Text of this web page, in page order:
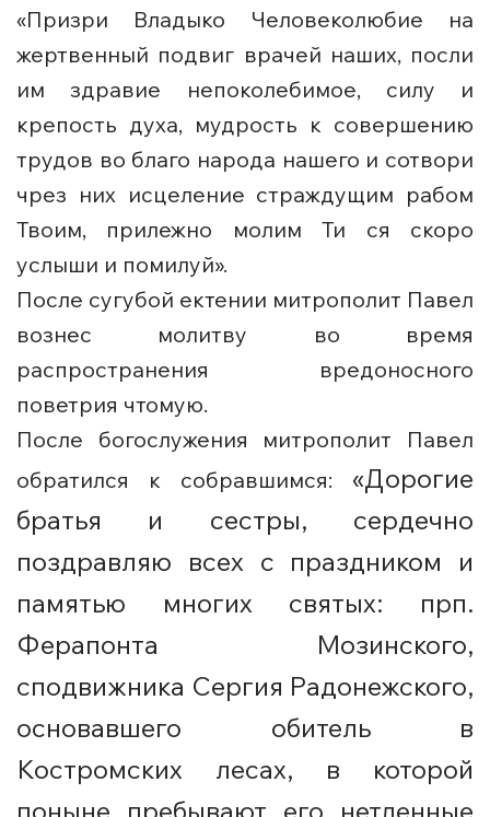
«Призри Владыко Человеколюбие на
жертвенный подвиг врачей наших, посли
им здравие непоколебимое, силу и
крепость духа, мудрость к совершению
трудов во благо народа нашего и сотвори
чрез них исцеление страждущим рабом
Твоим, прилежно молим Ти ся скоро
услыши и помилуй».
После сугубой ектении митрополит Павел
вознес молитву во время
распространения вредоносного
поветрия чтомую.
После богослужения митрополит Павел
обратился к собравшимся: «Дорогие
братья и сестры, сердечно
поздравляю всех с праздником и
памятью многих святых: прп.
Ферапонта Мозинского,
сподвижника Сергия Радонежского,
основавшего обитель в
Костромских лесах, в которой